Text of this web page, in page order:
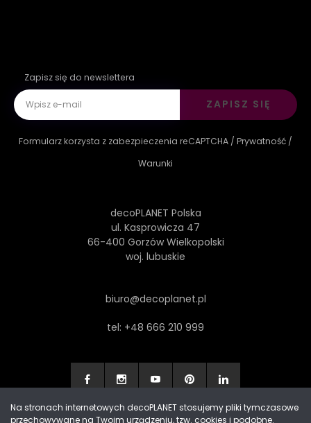
Zapisz się do newslettera
ZAPISZ SIĘ
Formularz korzysta z zabezpieczenia reCAPTCHA / Prywatność /
Warunki
decoPLANET Polska
ul. Kasprowicza 47
66-400 Gorzów Wielkopolski
woj. lubuskie
biuro@decoplanet.pl
tel: +48 666 210 999
Na stronach internetowych decoPLANET stosujemy pliki tymczasowe
przechowywane na Twoim urządzeniu, tzw. cookies i podobne.